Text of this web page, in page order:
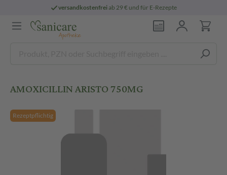
versandkostenfreiab 29 € und für E-Rezepte
AMOXICILLIN ARISTO 750MG
Rezeptpflichtig